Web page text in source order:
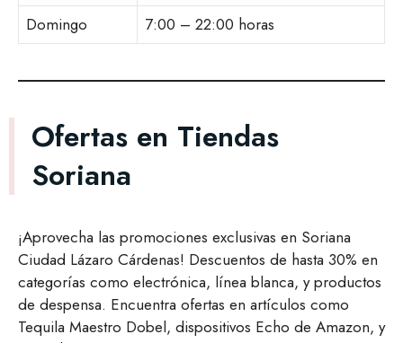
Domingo
7:00 – 22:00 horas
Ofertas en Tiendas
Soriana
¡Aprovecha las promociones exclusivas en Soriana
Ciudad Lázaro Cárdenas! Descuentos de hasta 30% en
categorías como electrónica, línea blanca, y productos
de despensa. Encuentra ofertas en artículos como
Tequila Maestro Dobel, dispositivos Echo de Amazon, y